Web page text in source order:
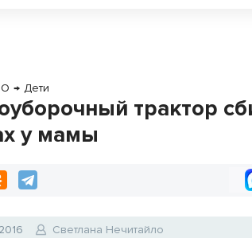
→ Дети
трактор
у мамы
Светлана Нечитайло